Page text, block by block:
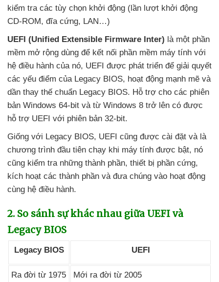
kiểm tra các tùy chọn khởi động (lần lượt khởi động
CD-ROM, đĩa cứng, LAN…)
UEFI (Unified Extensible Firmware Inter) là một phần
mềm mở rộng dùng để kết nối phần mềm máy tính với
hệ điều hành của nó, UEFI được phát triển để giải quyết
các yếu điểm của Legacy BIOS, hoạt động mạnh mẽ và
dần thay thế chuẩn Legacy BIOS. Hỗ trợ cho các phiên
bản Windows 64-bit và từ Windows 8 trở lên có được
hỗ trợ UEFI với phiên bản 32-bit.
Giống với Legacy BIOS, UEFI cũng được cài đặt và là
chương trình đầu tiên chạy khi máy tính được bật, nó
cũng kiểm tra những thành phần, thiết bị phần cứng,
kích hoạt các thành phần và đưa chúng vào hoạt động
cùng hệ điều hành.
2. So sánh sự khác nhau giữa UEFI và
Legacy BIOS
Legacy BIOS UEFI
Ra đời từ 1975 Mới ra đời từ 2005